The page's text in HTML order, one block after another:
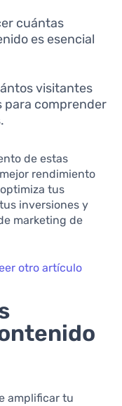
cuántas
es esencial
visitantes
para comprender
de estas
rendimiento
tus
inversiones y
marketing de
otro artículo
amplificar tu